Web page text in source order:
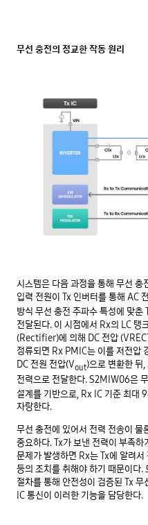
무선 충전의 정교한 작동 원리
시스템은 다음 과정을 통해 무선
입력 전원이 Tx 인버터를 통해 AC
방식 무선 충전 주파수 특성에 맞춘
전달된다. 이 시점에서 Rx의 LC 탱
(Rectifier)에 의해 DC 전압
정류되면 Rx PMIC는 이를 저전압
DC 전원 전압(Vout)으로 변환한 뒤
전력으로 전달한다. S2MIW06은
설계를 기반으로, Rx IC 기준 최대
자랑한다.
무선 충전에 있어서 전력 전송이
중요하다. Tx가 보낸 전력이 부족
문제가 발생하면 Rx는 Tx에 알려
등의 조치를 취해야 하기 때문이다
절차를 통해 안전성이 검증된 Tx
IC 통신이 이러한 기능을 담당한다.